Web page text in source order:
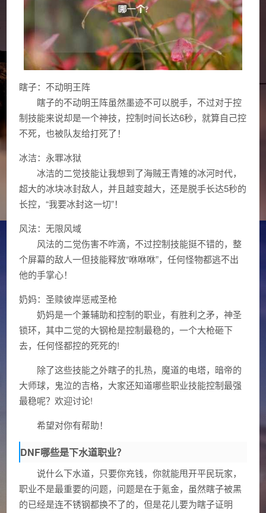
瞎子：不动明王阵
瞎子的不动明王阵虽然墨迹不可以脱手，不过对于控
制技能来说却是一个神技，控制时间长达6秒，就算自己控
不死，也被队友给打死了！
冰洁：永罪冰狱
冰洁的二觉技能让我想到了海贼王青雉的冰河时代，
超大的冰块冰封敌人，并且越变越大，还是脱手长达5秒的
长控，“我要冰封这一切”！
风法：无限风域
风法的二觉伤害不咋滴，不过控制技能挺不错的，整
个屏幕的敌人一但技能释放“咻咻咻”，任何怪物都逃不出
他的手掌心！
奶妈：圣赎彼岸惩戒圣枪
奶妈是一个兼辅助和控制的职业，有胜利之矛，神圣
锁环，其中二觉的大钢枪是控制最稳的，一个大枪砸下
去，任何怪都控的死死的!
除了这些技能之外瞎子的扎热，魔道的电塔，暗帝的
大师球，鬼泣的吉格，大家还知道哪些职业技能控制最强
最稳呢？欢迎讨论!
希望对你有帮助！
DNF哪些是下水道职业？
说什么下水道，只要你充钱，你就能甩开平民玩家，
职业不是最重要的问题，问题是在于氪金，虽然瞎子被黑
的已经是连不锈钢都换不了的，但是花儿要为瞎子证明